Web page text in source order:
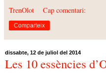
TrenOlot Cap comentari:
Comparteix
dissabte, 12 de juliol del 2014
Les 10 essències